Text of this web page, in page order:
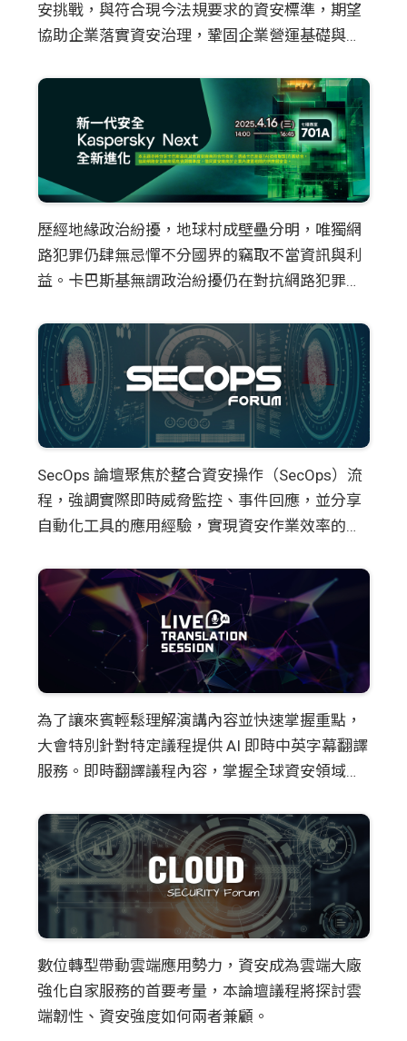
安挑戰，與符合現今法規要求的資安標準，期望
協助企業落實資安治理，鞏固企業營運基礎與資
歷經地緣政治紛擾，地球村成壁壘分明，唯獨網
路犯罪仍肆無忌憚不分國界的竊取不當資訊與利
益。卡巴斯基無謂政治紛擾仍在對抗網路犯罪的
位新一代安全NEXT，將防毒軟體、端點偵測回
應、強化控制與修補程式管理及雲安全一起整
合，針對規避式威脅的防護利用新一代 EDR 功能
提供可視性、分析與主動回應，搭配MDR專家服
務，防止各行業受到最複雜與進階的威脅影響。
技術，透過卡巴斯基TA(技術聯盟)方案結合，協
助網路安全廠商提高偵測精準度，偕同資安廠商
於企業內建置相關的供應鏈安全。
SecOps 論壇聚焦於整合資安操作（SecOps）流
程，強調實際即時威脅監控、事件回應，並分享
自動化工具的應用經驗，實現資安作業效率的全
為了讓來賓輕鬆理解演講內容並快速掌握重點，
大會特別針對特定議程提供 AI 即時中英字幕翻譯
服務。即時翻譯議程內容，掌握全球資安領域的
數位轉型帶動雲端應用勢力，資安成為雲端大廠
強化自家服務的首要考量，本論壇議程將探討雲
端韌性、資安強度如何兩者兼顧。